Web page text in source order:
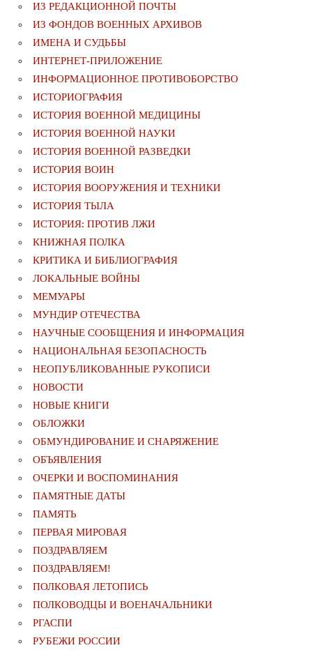
ИЗ РЕДАКЦИОННОЙ ПОЧТЫ
ИЗ ФОНДОВ ВОЕННЫХ АРХИВОВ
ИМЕНА И СУДЬБЫ
ИНТЕРНЕТ-ПРИЛОЖЕНИЕ
ИНФОРМАЦИОННОЕ ПРОТИВОБОРСТВО
ИСТОРИОГРАФИЯ
ИСТОРИЯ ВОЕННОЙ МЕДИЦИНЫ
ИСТОРИЯ ВОЕННОЙ НАУКИ
ИСТОРИЯ ВОЕННОЙ РАЗВЕДКИ
ИСТОРИЯ ВОИН
ИСТОРИЯ ВООРУЖЕНИЯ И ТЕХНИКИ
ИСТОРИЯ ТЫЛА
ИСТОРИЯ: ПРОТИВ ЛЖИ
КНИЖНАЯ ПОЛКА
КРИТИКА И БИБЛИОГРАФИЯ
ЛОКАЛЬНЫЕ ВОЙНЫ
МЕМУАРЫ
МУНДИР ОТЕЧЕСТВА
НАУЧНЫЕ СООБЩЕНИЯ И ИНФОРМАЦИЯ
НАЦИОНАЛЬНАЯ БЕЗОПАСНОСТЬ
НЕОПУБЛИКОВАННЫЕ РУКОПИСИ
НОВОСТИ
НОВЫЕ КНИГИ
ОБЛОЖКИ
ОБМУНДИРОВАНИЕ И СНАРЯЖЕНИЕ
ОБЪЯВЛЕНИЯ
ОЧЕРКИ И ВОСПОМИНАНИЯ
ПАМЯТНЫЕ ДАТЫ
ПАМЯТЬ
ПЕРВАЯ МИРОВАЯ
ПОЗДРАВЛЯЕМ
ПОЗДРАВЛЯЕМ!
ПОЛКОВАЯ ЛЕТОПИСЬ
ПОЛКОВОДЦЫ И ВОЕНАЧАЛЬНИКИ
РГАСПИ
РУБЕЖИ РОССИИ